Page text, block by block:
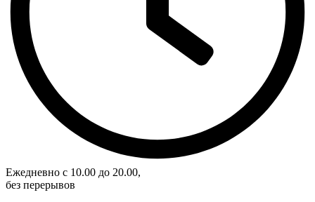
Eжедневно с 10.00 до 20.00,
без перерывов